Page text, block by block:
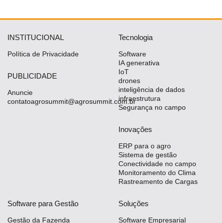
INSTITUCIONAL
Política de Privacidade
PUBLICIDADE
Anuncie
contatoagrosummit@agrosummit.com.br
Tecnologia
Software
IA generativa
IoT
drones
inteligência de dados
infraestrutura
Segurança no campo
Inovações
ERP para o agro
Sistema de gestão
Conectividade no campo
Monitoramento do Clima
Rastreamento de Cargas
Software para Gestão
Gestão da Fazenda
Soluções
Software Empresarial